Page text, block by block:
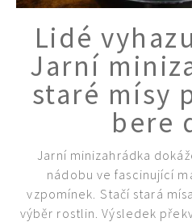
Objednat >
Naše krásná zahrada
Lidé
Jarní
staré mísy
bere
Jarní minizahrádka
nádobu ve fascinující
vzpomínek. Stačí stará
výběr rostlin. Výsledek